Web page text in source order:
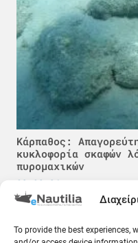
To provide the best experiences,
Κάρπαθος:
κυκλοφορία σκαφών
πυρομαχικών
09.08.26